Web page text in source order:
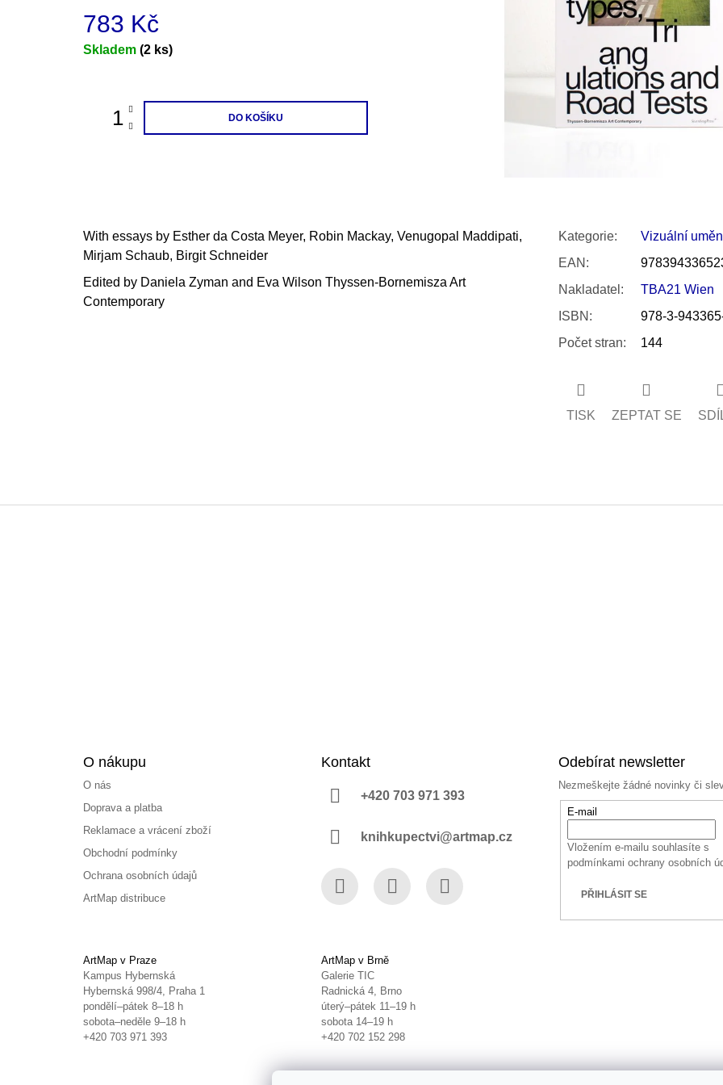
783 Kč
Měrná
Skladem (2 ks)
DO KOŠÍKU
With essays by Esther da Costa Meyer, Robin Mackay, Venugopal Maddipati,
Mirjam Schaub, Birgit Schneider
Edited by Daniela Zyman and Eva Wilson Thyssen-Bornemisza Art
Contemporary
Kategorie:
Vizuální
EAN :
Nakladatel :
TBA21 Wien
ISBN :
978-3-
Počet stran: 144
TISK ZEPTAT SE
300 Kč
Původně:
O nákupu
O nás
Doprava a platba
Reklamace a vrácení zboží
Obchodní podmínky
Ochrana osobních údajů
ArtMap distribuce
Kontakt
+420 703 971 393
knihkupectvi@artmap.cz
Odebírat newsletter
Nezmeškejte žádné novinky či
E-mail
Vložením e-mailu souhlasíte s
podmínkami ochrany osobních
PŘIHLÁSIT SE
ArtMap v Praze
Kampus Hybernská
Hybernská 998/4, Praha 1
pondělí–pátek 8–18 h
sobota–neděle 9–18 h
+420 703 971 393
ArtMap v Brně
Galerie TIC
Radnická 4, Brno
úterý–pátek 11–19 h
sobota 14–19 h
+420 702 152 298